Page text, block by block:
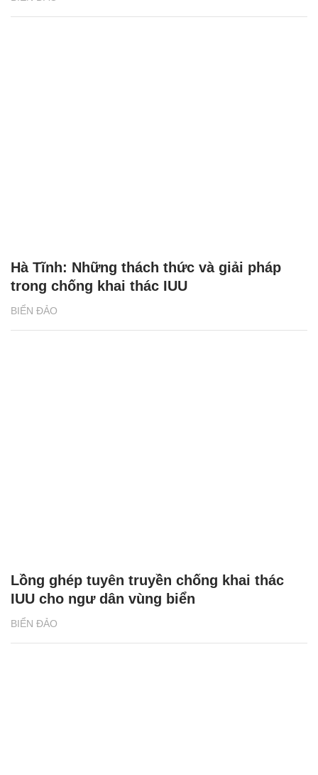
BIỂN ĐẢO
Hà Tĩnh: Những thách thức và giải pháp
trong chống khai thác IUU
BIỂN ĐẢO
Lồng ghép tuyên truyền chống khai thác
IUU cho ngư dân vùng biển